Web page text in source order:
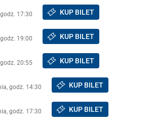
17:30 KUP BILET
19:00 KUP BILET
20:55 KUP BILET
godz. 14:30 KUP BILET
godz. 17:30 KUP BILET